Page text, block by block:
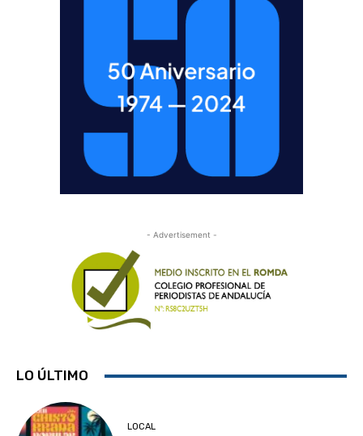
- Advertisement -
LO ÚLTIMO
LOCAL